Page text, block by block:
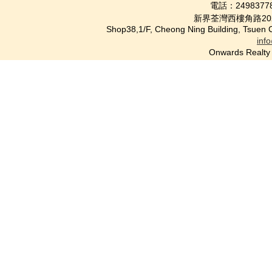
電話：
新界荃灣西樓角路
Shop38,1/F, Cheong Ning Building,
Onwards